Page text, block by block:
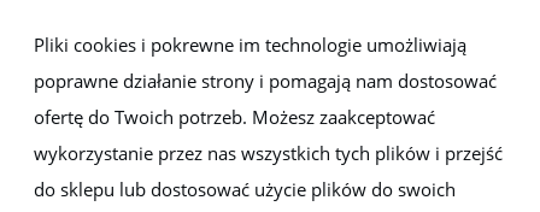
Newsletter
Zapisz się do newslettera, aby być na bieżąco z nowościami i
promocjami
Pliki cookies i pokrewne im technologie umożliwiają
poprawne działanie strony i pomagają nam dostosować
ofertę do Twoich potrzeb. Możesz zaakceptować
wykorzystanie przez nas wszystkich tych plików i przejść
do sklepu lub dostosować użycie plików do swoich